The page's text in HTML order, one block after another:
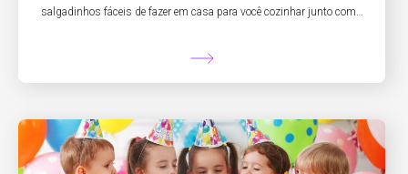
salgadinhos fáceis de fazer em casa para você cozinhar junto com…